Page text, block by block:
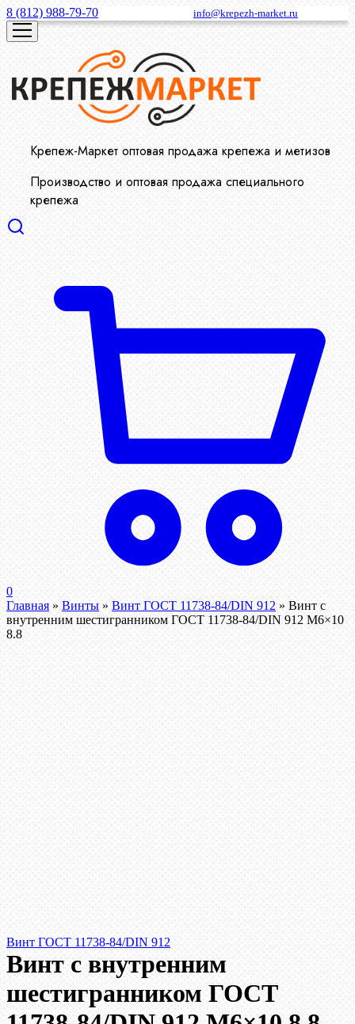
8 (812) 988-79-70 info@krepezh-market.ru
Крепеж-Маркет оптовая продажа крепежа и метизов
Производство и оптовая продажа специального
крепежа
0
Главная » Винты » Винт ГОСТ 11738-84/DIN 912 » Винт c
внутренним шестигранником ГОСТ 11738-84/DIN 912 М6×10
8.8
Винт ГОСТ 11738-84/DIN 912
Винт c внутренним
шестигранником ГОСТ